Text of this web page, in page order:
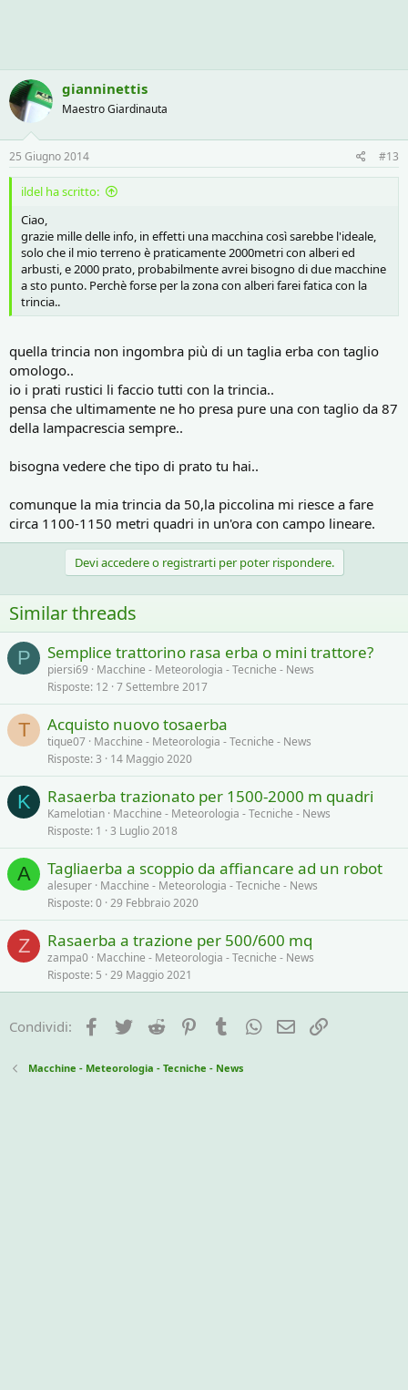
gianninettis
Maestro Giardinauta
25 Giugno 2014 #13
ildel ha scritto:
Ciao,
grazie mille delle info, in effetti una macchina così sarebbe l'ideale,
solo che il mio terreno è praticamente 2000metri con alberi ed
arbusti, e 2000 prato, probabilmente avrei bisogno di due macchine
a sto punto. Perchè forse per la zona con alberi farei fatica con la
trincia..
quella trincia non ingombra più di un taglia erba con taglio
omologo..
io i prati rustici li faccio tutti con la trincia..
pensa che ultimamente ne ho presa pure una con taglio da 87
della lampacrescia sempre..
bisogna vedere che tipo di prato tu hai..
comunque la mia trincia da 50,la piccolina mi riesce a fare
circa 1100-1150 metri quadri in un'ora con campo lineare.
Devi accedere o registrarti per poter rispondere.
Similar threads
P Semplice trattorino rasa erba o mini trattore?
piersi69
Macchine - Meteorologia - Tecniche - News
Risposte 12 7 Settembre 2017
T Acquisto nuovo tosaerba
tique07 Macchine - Meteorologia - Tecniche - News
Risposte 3 14 Maggio 2020
K Rasaerba trazionato per 1500-2000 m quadri
Kamelotian Macchine - Meteorologia - Tecniche - News
Risposte 1 3 Luglio 2018
A Tagliaerba a scoppio da affiancare ad un robot
alesuper Macchine - Meteorologia - Tecniche - News
Risposte 0 29 Febbraio 2020
Z Rasaerba a trazione per 500/600 mq
zampa0 Macchine - Meteorologia - Tecniche - News
Risposte 5 29 Maggio 2021
Condividi: Facebook
Twitter Reddit PinterestTumblrWhatsApp
e-mail
Macchine - Meteorologia - Tecniche - News